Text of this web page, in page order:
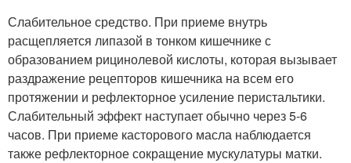
Слабительное средство. При приеме внутрь
расщепляется липазой в тонком кишечнике с
образованием рицинолевой кислоты, которая вызывает
раздражение рецепторов кишечника на всем его
протяжении и рефлекторное усиление перистальтики.
Слабительный эффект наступает обычно через 5-6
часов. При приеме касторового масла наблюдается
также рефлекторное сокращение мускулатуры матки.